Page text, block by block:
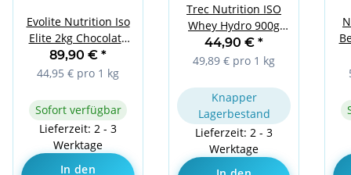
Evolite Nutrition Iso
Elite 2kg Chocolate
Peanut
89,90 € *
44,95 € pro 1 kg
Sofort verfügbar
Lieferzeit: 2 - 3
Werktage
In den
Trec Nutrition ISO
Whey Hydro 900g
Biscuit
44,90 € *
49,89 € pro 1 kg
Knapper
Lagerbestand
Lieferzeit: 2 - 3
Werktage